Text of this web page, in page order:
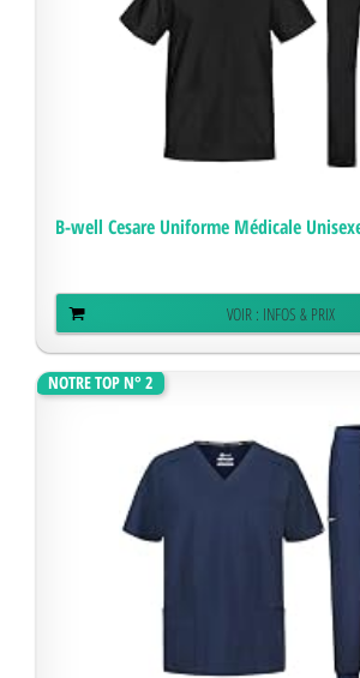
B-well Cesare Uniforme Médicale
VOIR : INFOS & PRIX
NOTRE TOP N° 2